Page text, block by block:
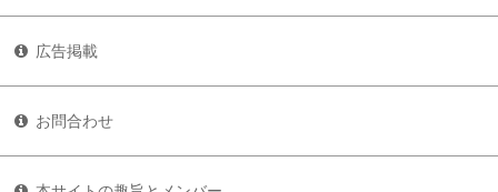
広告掲載
お問合わせ